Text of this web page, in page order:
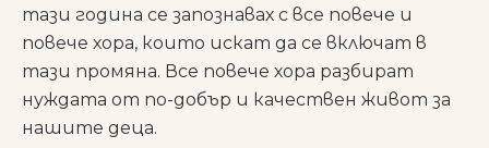
тази година се запознавах с все повече и
повече хора, които искат да се включат в
тази промяна. Все повече хора разбират
нуждата от по-добър и качествен живот за
нашите деца.